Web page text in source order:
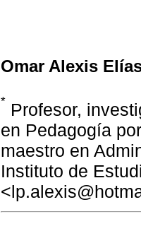
Omar Alexis
* Profesor,
en Pedagogía
maestro en
Instituto de